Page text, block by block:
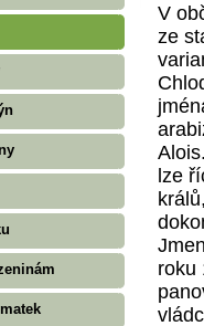
V
ze
lze
roku